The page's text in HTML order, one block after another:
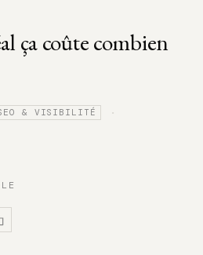
ça coûte combien
& VISIBILITÉ ·